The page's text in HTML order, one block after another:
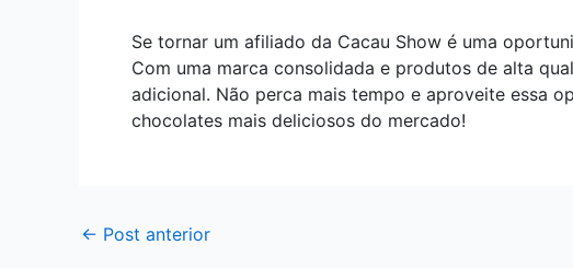
Se tornar um afiliado da Cacau Show é uma
Com uma marca consolidada e produtos de alta
adicional. Não perca mais tempo e aproveite essa
chocolates mais deliciosos do mercado!
← Post anterior